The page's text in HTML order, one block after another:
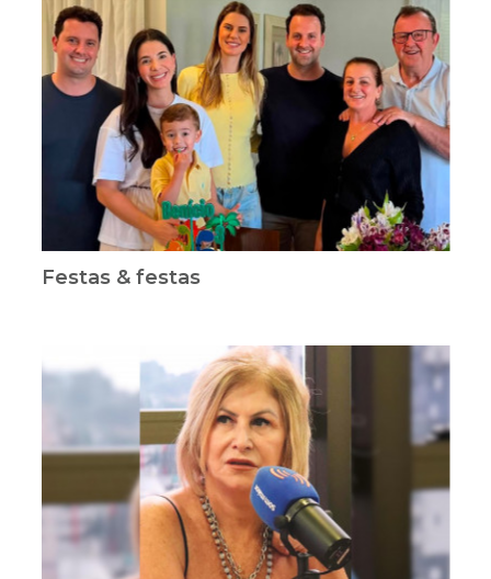
Festas & festas